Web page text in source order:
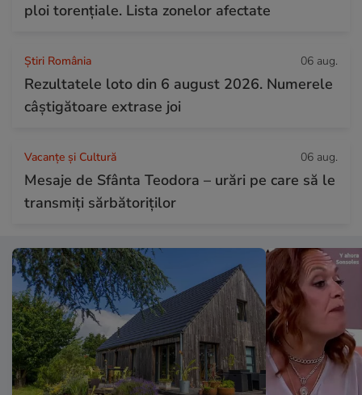
ploi torențiale. Lista zonelor afectate
Știri România 06 aug.
Rezultatele loto din 6 august 2026. Numerele
câștigătoare extrase joi
Vacanțe și Cultură 06 aug.
Mesaje de Sfânta Teodora – urări pe care să le
transmiți sărbătoriților